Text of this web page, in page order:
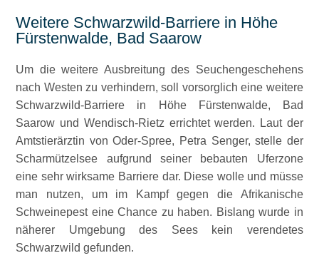
Weitere Schwarzwild-Barriere in Höhe
Fürstenwalde, Bad Saarow
Um die weitere Ausbreitung des Seuchengeschehens
nach Westen zu verhindern, soll vorsorglich eine weitere
Schwarzwild-Barriere in Höhe Fürstenwalde, Bad
Saarow und Wendisch-Rietz errichtet werden. Laut der
Amtstierärztin von Oder-Spree, Petra Senger, stelle der
Scharmützelsee aufgrund seiner bebauten Uferzone
eine sehr wirksame Barriere dar. Diese wolle und müsse
man nutzen, um im Kampf gegen die Afrikanische
Schweinepest eine Chance zu haben. Bislang wurde in
näherer Umgebung des Sees kein verendetes
Schwarzwild gefunden.